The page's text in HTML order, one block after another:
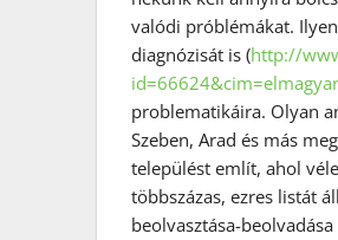
valódi próblémákat.
diagnózisát is (http://
problematikáira. Olyan
Szeben, Arad és más
települést említ, ahol
többszázas, ezres listát
beolvasztása-